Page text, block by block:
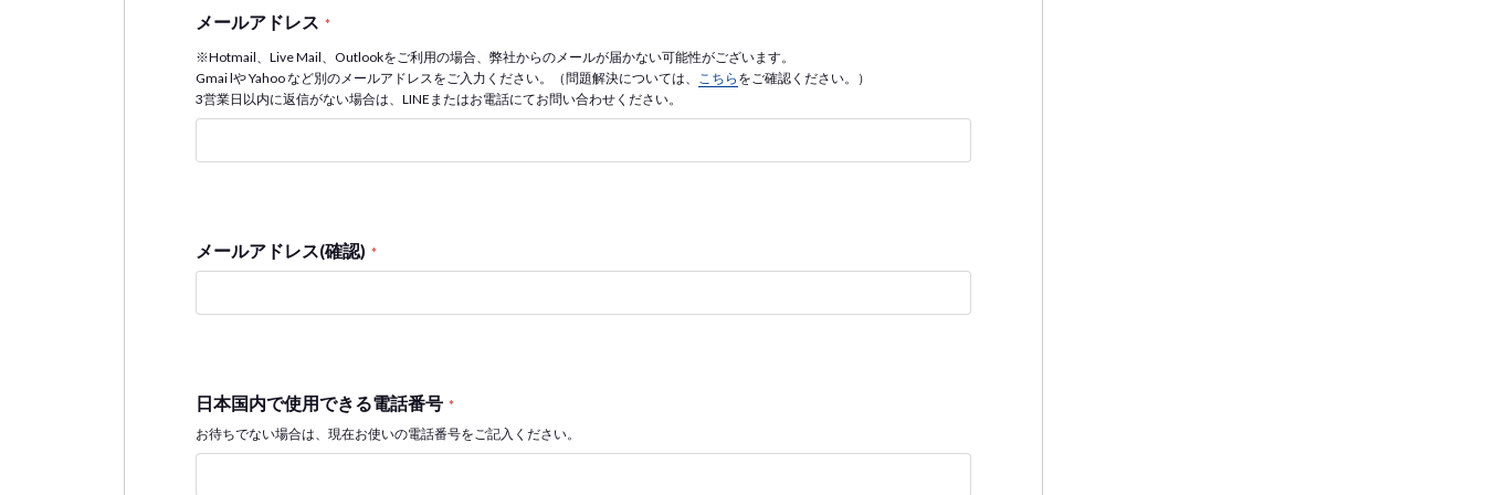
メールアドレス *
※Hotmail、Live Mail、Outlookをご利用の場合、弊社からのメールが届かない可能性がございます。
Gmai lや Yahoo など別のメールアドレスをご入力ください。（問題解決については、 こちら をご確認ください。）
3営業日以内に返信がない場合は、LINEまたはお電話にてお問い合わせください。
メールアドレス(確認) *
日本国内で使用できる電話番号 *
お待ちでない場合は、現在お使いの電話番号をご記入ください。